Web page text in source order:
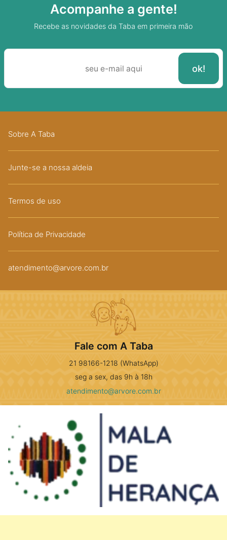
Acompanhe a gente!
Recebe as novidades da Taba em primeira mão
Sobre A Taba
Junte-se a nossa aldeia
Termos de uso
Política de Privacidade
atendimento@arvore.com.br
Fale com A Taba
21 98166-1218 (WhatsApp)
seg a sex, das 9h à 18h
atendimento@arvore.com.br